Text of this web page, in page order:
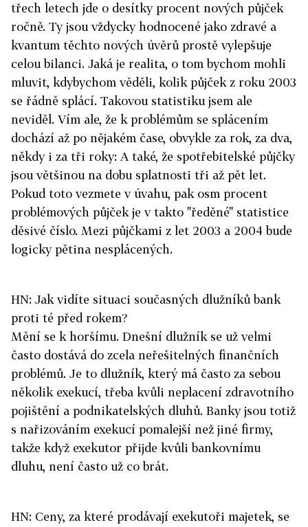
třech letech jde o desítky procent nových půjček
ročně. Ty jsou vždycky hodnocené jako zdravé a
kvantum těchto nových úvěrů prostě vylepšuje
celou bilanci. Jaká je realita, o tom bychom mohli
mluvit, kdybychom věděli, kolik půjček z roku 2003
se řádně splácí. Takovou statistiku jsem ale
neviděl. Vím ale, že k problémům se splácením
dochází až po nějakém čase, obvykle za rok, za dva,
někdy i za tři roky: A také, že spotřebitelské půjčky
jsou většinou na dobu splatnosti tři až pět let.
Pokud toto vezmete v úvahu, pak osm procent
problémových půjček je v takto "ředěné" statistice
děsivé číslo. Mezi půjčkami z let 2003 a 2004 bude
logicky pětina nesplácených.
HN: Jak vidíte situaci současných dlužníků bank
proti té před rokem?
Mění se k horšímu. Dnešní dlužník se už velmi
často dostává do zcela neřešitelných finančních
problémů. Je to dlužník, který má často za sebou
několik exekucí, třeba kvůli neplacení zdravotního
pojištění a podnikatelských dluhů. Banky jsou totiž
s nařizováním exekucí pomalejší než jiné firmy,
takže když exekutor přijde kvůli bankovnímu
dluhu, není často už co brát.
HN: Ceny, za které prodávají exekutoři majetek, se